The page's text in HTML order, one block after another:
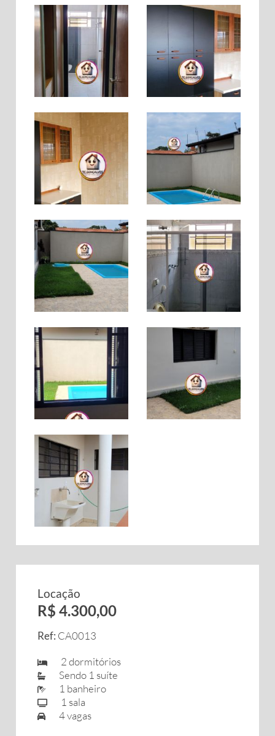
Locação
R$ 4.300,00
Ref: CA0013
2 dormitórios
Sendo 1 suíte
1 banheiro
1 sala
4 vagas